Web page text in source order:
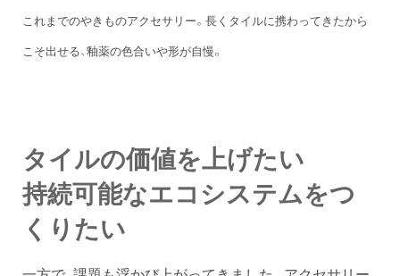
これまでのやきものアクセサリー。長くタイルに携わってきたから
こそ出せる、釉薬の色合いや形が自慢。
タイルの価値を上げたい
持続可能なエコシステムをつ
くりたい